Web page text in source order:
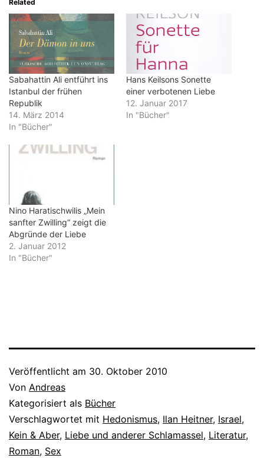
Related
Sabahattin Ali entführt ins
Istanbul der frühen
Republik
14. März 2014
In "Bücher"
Hans Keilsons Sonette
einer verbotenen Liebe
12. Januar 2017
In "Bücher"
Nino Haratischwilis „Mein
sanfter Zwilling“ zeigt die
Abgründe der Liebe
2. Januar 2012
In "Bücher"
Veröffentlicht am 30. Oktober 2010
Von Andreas
Kategorisiert als Bücher
Verschlagwortet mit Hedonismus, Ilan Heitner, Israel,
Kein & Aber, Liebe und anderer Schlamassel, Literatur,
Roman, Sex